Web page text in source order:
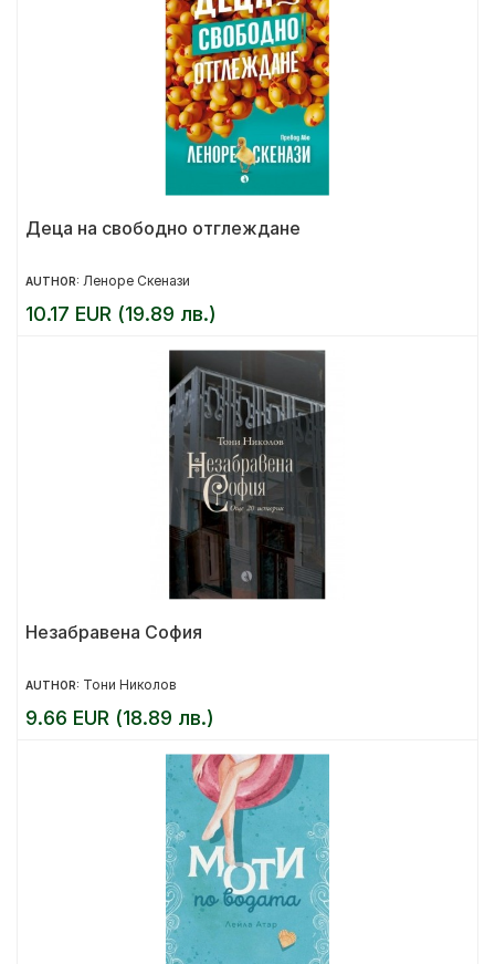
Деца на свободно отглеждане
AUTHOR: Леноре Скенази
10.17 EUR (19.89 лв.)
Незабравена София
AUTHOR: Тони Николов
9.66 EUR (18.89 лв.)